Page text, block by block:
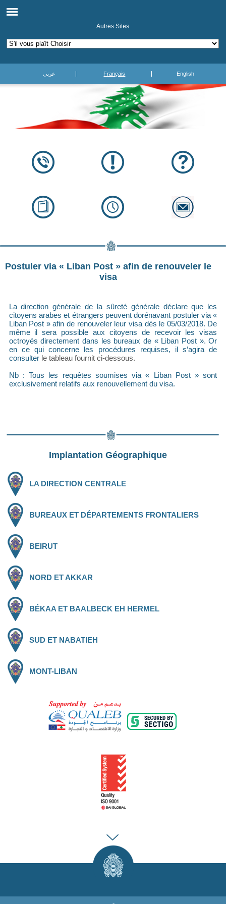
Autres Sites
عربي Français English
Postuler via « Liban Post » afin de renouveler le
visa
La direction générale de la sûreté générale déclare que les
citoyens arabes et étrangers peuvent dorénavant postuler via «
Liban Post » afin de renouveler leur visa dès le 05/03/2018. De
même il sera possible aux citoyens de recevoir les visas
octroyés directement dans les bureaux de « Liban Post ». Or
en ce qui concerne les procédures requises, il s’agira de
consulter le tableau fournit ci-dessous.
Nb : Tous les requêtes soumises via « Liban Post » sont
exclusivement relatifs aux renouvellement du visa.
Implantation Géographique
LA DIRECTION CENTRALE
BUREAUX ET DÉPARTEMENTS FRONTALIERS
BEIRUT
NORD ET AKKAR
BÉKAA ET BAALBECK EH HERMEL
SUD ET NABATIEH
MONT-LIBAN